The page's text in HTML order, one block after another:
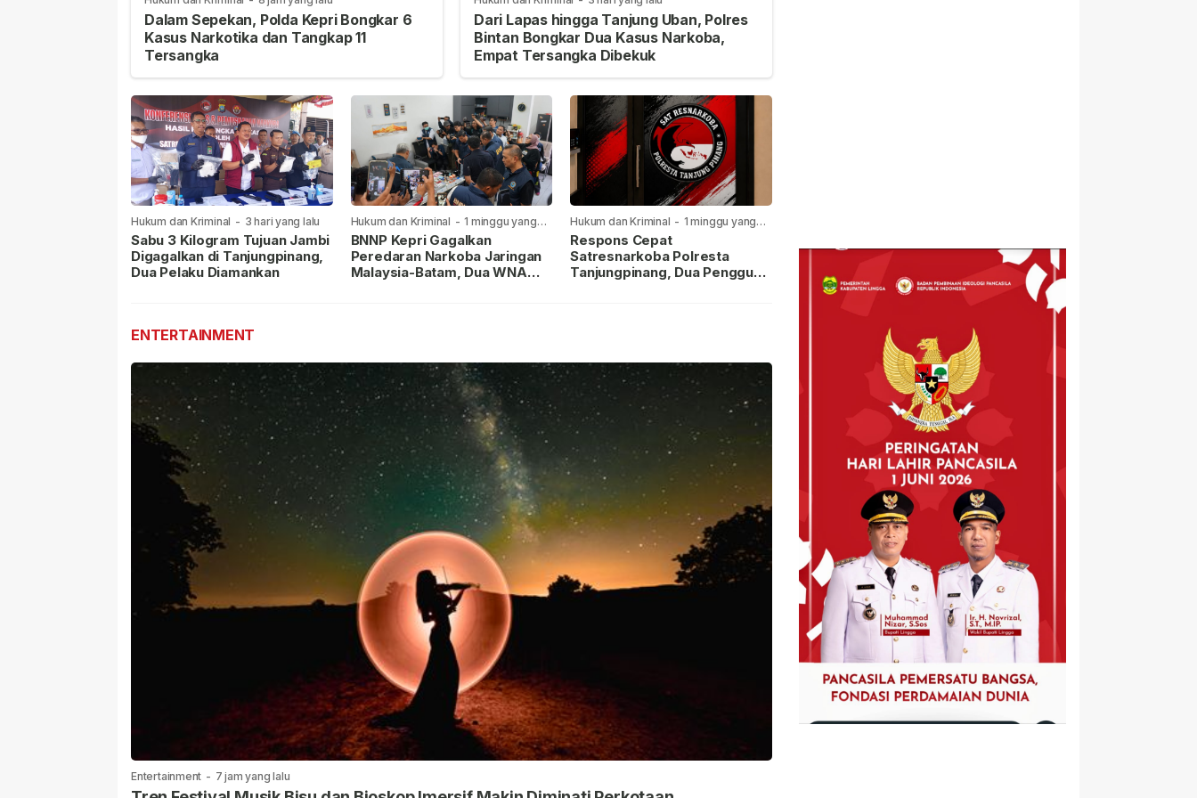
Dalam Sepekan, Polda Kepri Bongkar 6
Kasus Narkotika dan Tangkap 11
Tersangka
Dari Lapas hingga Tanjung Uban, Polres
Bintan Bongkar Dua Kasus Narkoba,
Empat Tersangka Dibekuk
Hukum dan Kriminal - 3 hari yang lalu
Sabu 3 Kilogram Tujuan Jambi
Digagalkan di Tanjungpinang,
Dua Pelaku Diamankan
Hukum dan Kriminal - 1 minggu yang
lalu
BNNP Kepri Gagalkan
Peredaran Narkoba Jaringan
Malaysia-Batam, Dua WNA
Hukum dan Kriminal - 1 minggu yang
lalu
Respons Cepat
Satresnarkoba Polresta
Tanjungpinang, Dua Pengguna
ENTERTAINMENT
Entertainment - 7 jam yang lalu